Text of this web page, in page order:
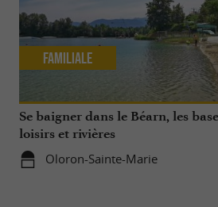
Se baigner dans le Béarn, les
loisirs et rivières
Oloron-Sainte-Marie
Familiale